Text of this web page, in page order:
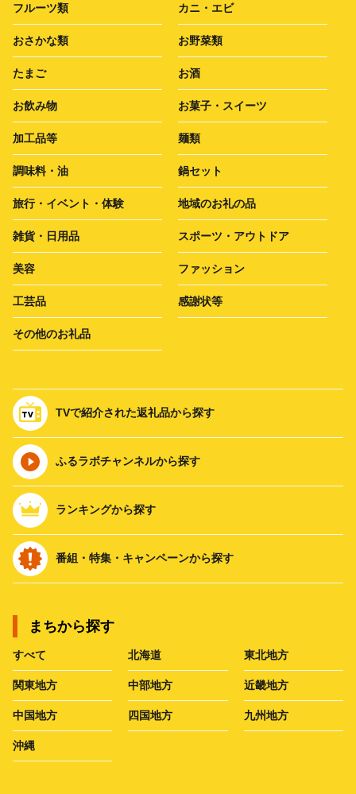
フルーツ類 カニ・エビ
おさかな類 お野菜類
たまご お酒
お飲み物 お菓子・スイーツ
加工品等 麺類
調味料・油 鍋セット
旅行・イベント・体験 地域のお礼の品
雑貨・日用品 スポーツ・アウトドア
美容 ファッション
工芸品 感謝状等
その他のお礼品
TVで紹介された返礼品から探す
ふるラボチャンネルから探す
ランキングから探す
番組・特集・キャンペーンから探す
まちから探す
すべて 北海道 東北地方
関東地方 中部地方 近畿地方
中国地方 四国地方 九州地方
沖縄